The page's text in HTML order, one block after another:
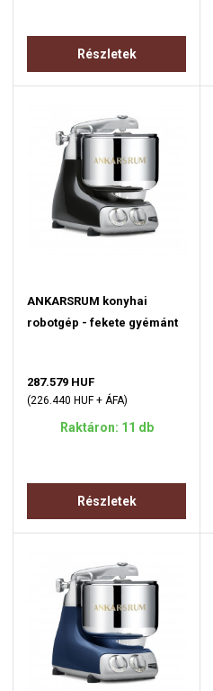
Részletek
ANKARSRUM konyhai
robotgép - fekete gyémánt
287.579 HUF
(226.440 HUF + ÁFA)
Raktáron: 11 db
Részletek